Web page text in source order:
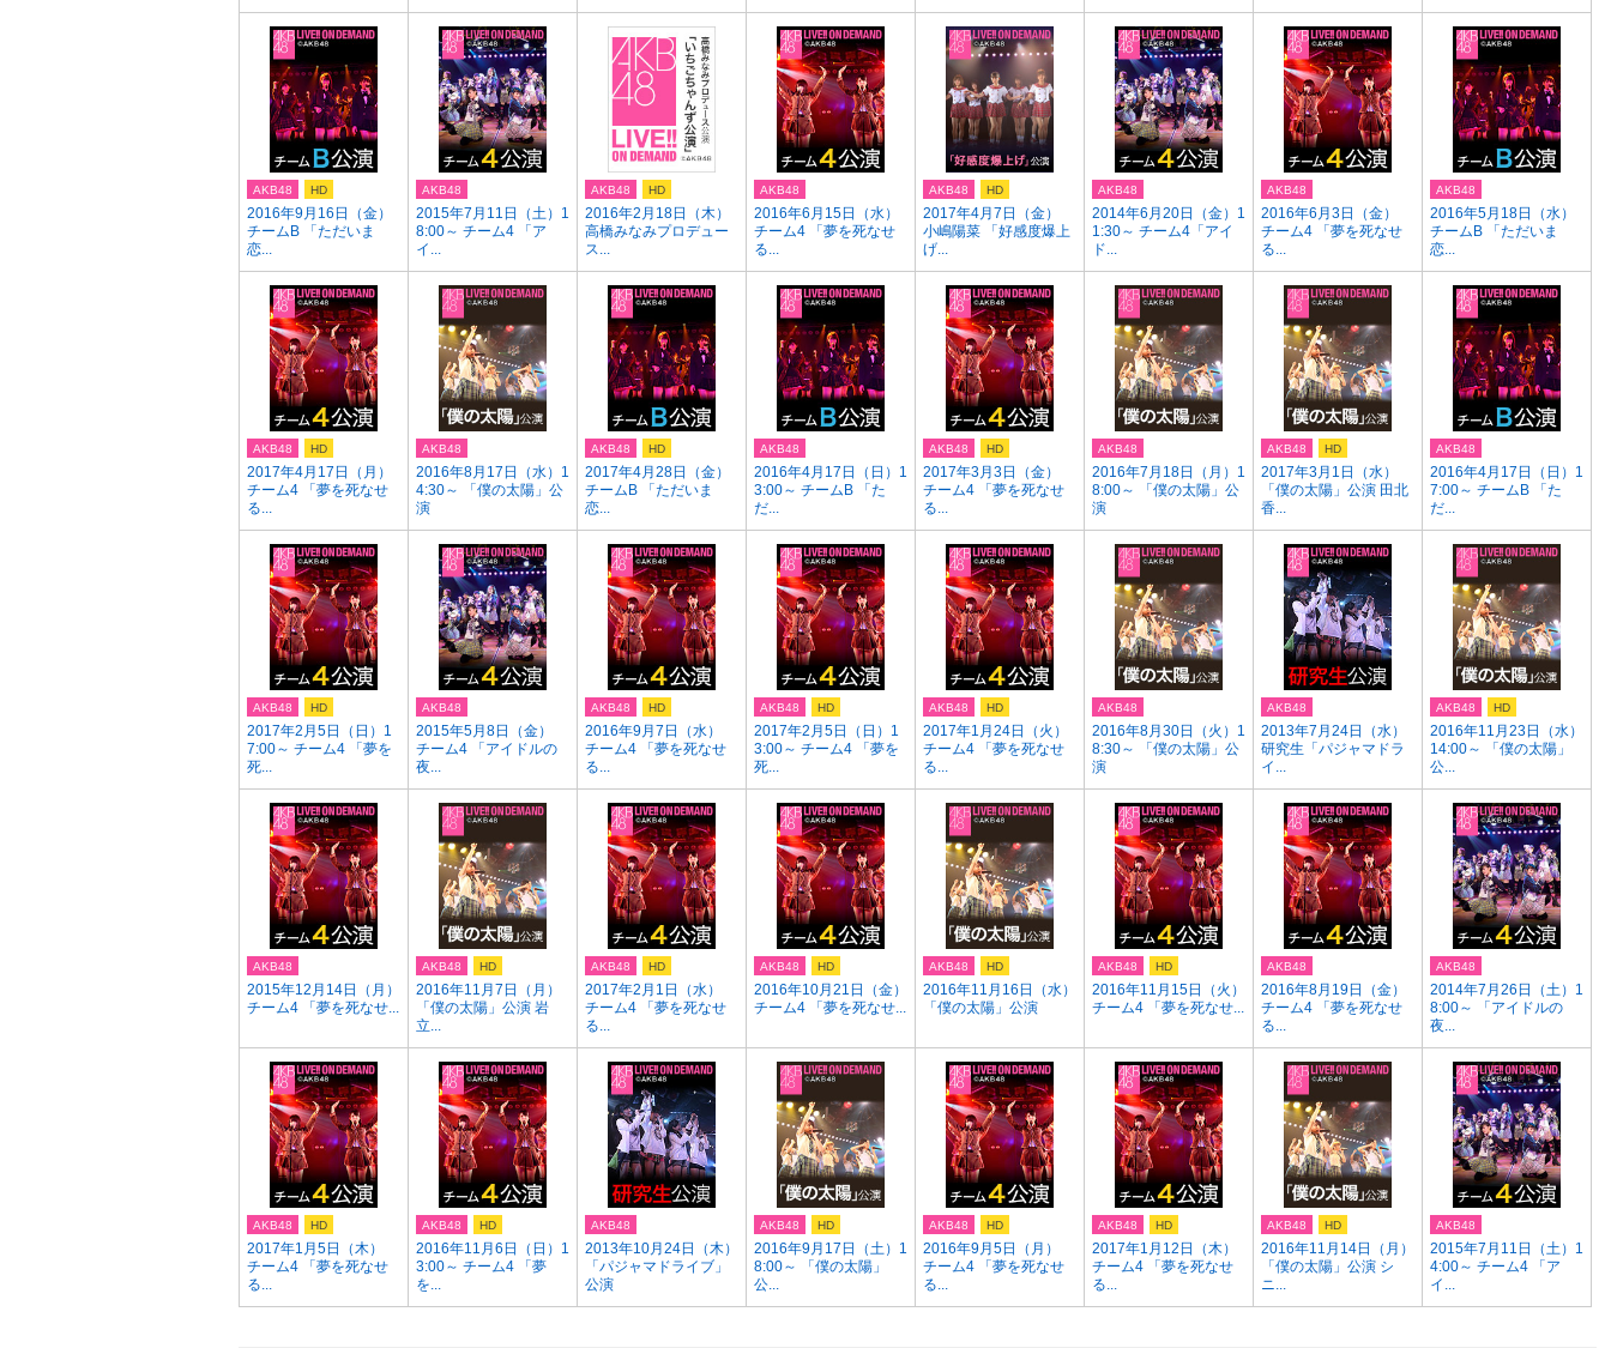
2016年9月16日（金）
チームB 「ただいま
恋...
AKB48 HD
2015年7月11日（土）1
8:00～ チーム4 「ア
イ...
AKB48
2016年2月18日（木）
高橋みなみプロデュー
ス...
AKB48 HD
2016年6月15日（水）
チーム4 「夢を死なせ
る...
AKB48
2017年4月7日（金）
小嶋陽菜 「好感度爆上
げ...
AKB48 HD
2014年6月20日（金）1
1:30～ チーム4「アイ
ド...
AKB48
2016年6月3日（金）
チーム4 「夢を死なせ
る...
AKB48
2016年5月18日（水）
チームB 「ただいま
恋...
AKB48
2017年4月17日（月）
チーム4 「夢を死なせ
る...
AKB48 HD
2016年8月17日（水）1
4:30～ 「僕の太陽」公
演
AKB48
2017年4月28日（金）
チームB 「ただいま
恋...
AKB48 HD
2016年4月17日（日）1
3:00～ チームB 「た
だ...
AKB48
2017年3月3日（金）
チーム4 「夢を死なせ
る...
AKB48 HD
2016年7月18日（月）1
8:00～ 「僕の太陽」公
演
AKB48
2017年3月1日（水）
「僕の太陽」公演 田北
香...
AKB48 HD
2016年4月17日（日）1
7:00～ チームB 「た
だ...
AKB48
2017年2月5日（日）1
7:00～ チーム4 「夢を
死...
AKB48 HD
2015年5月8日（金）
チーム4 「アイドルの
夜...
AKB48
2016年9月7日（水）
チーム4 「夢を死なせ
る...
AKB48 HD
2017年2月5日（日）1
3:00～ チーム4 「夢を
死...
AKB48 HD
2017年1月24日（火）
チーム4 「夢を死なせ
る...
AKB48 HD
2016年8月30日（火）1
8:30～ 「僕の太陽」公
演
AKB48
2013年7月24日（水）
研究生「パジャマドラ
イ...
AKB48
2016年11月23日（水）
14:00～ 「僕の太陽」
公...
AKB48 HD
2015年12月14日（月）
チーム4 「夢を死なせ...
AKB48
2016年11月7日（月）
「僕の太陽」公演 岩
立...
AKB48 HD
2017年2月1日（水）
チーム4 「夢を死なせ
る...
AKB48 HD
2016年10月21日（金）
チーム4 「夢を死なせ...
AKB48 HD
2016年11月16日（水）
「僕の太陽」公演
AKB48 HD
2016年11月15日（火）
チーム4 「夢を死なせ...
AKB48 HD
2016年8月19日（金）
チーム4 「夢を死なせ
る...
AKB48
2014年7月26日（土）1
8:00～ 「アイドルの
夜...
AKB48
2017年1月5日（木）
チーム4 「夢を死なせ
る...
AKB48 HD
2016年11月6日（日）1
3:00～ チーム4 「夢
を...
AKB48 HD
2013年10月24日（木）
「パジャマドライブ」
公演
AKB48
2016年9月17日（土）1
8:00～ 「僕の太陽」
公...
AKB48 HD
2016年9月5日（月）
チーム4 「夢を死なせ
る...
AKB48 HD
2017年1月12日（木）
チーム4 「夢を死なせ
る...
AKB48 HD
2016年11月14日（月）
「僕の太陽」公演 シ
ニ...
AKB48 HD
2015年7月11日（土）1
4:00～ チーム4 「ア
イ...
AKB48